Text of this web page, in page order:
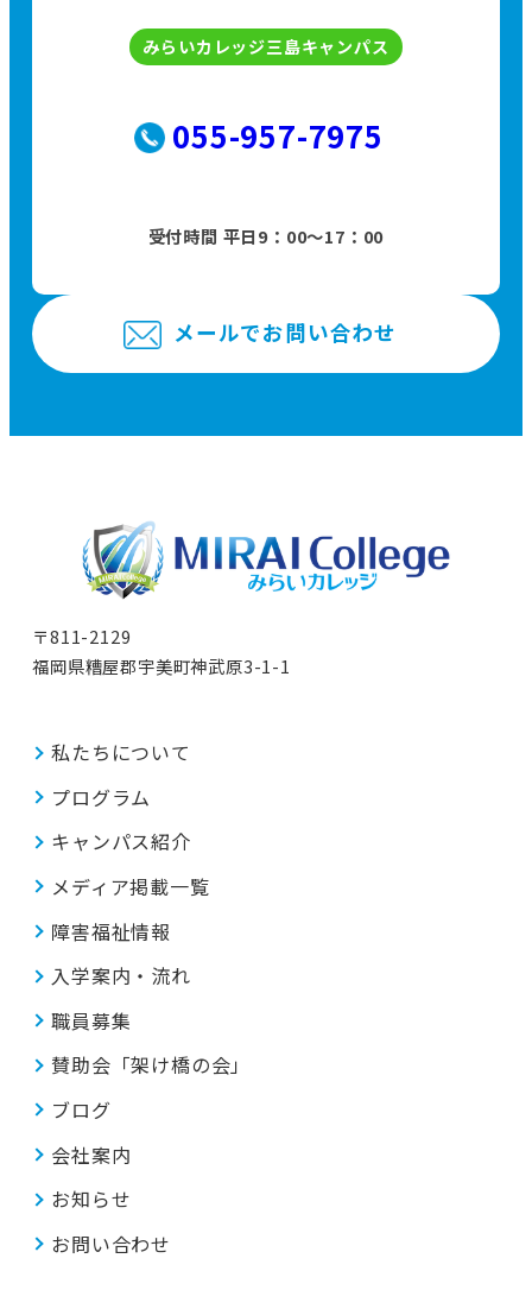
みらいカレッジ三島キャンパス
055-957-7975
受付時間 平日9：00〜17：00
メールでお問い合わせ
〒811-2129
福岡県糟屋郡宇美町神武原3-1-1
私たちについて
プログラム
キャンパス紹介
メディア掲載一覧
障害福祉情報
入学案内・流れ
職員募集
賛助会「架け橋の会」
ブログ
会社案内
お知らせ
お問い合わせ